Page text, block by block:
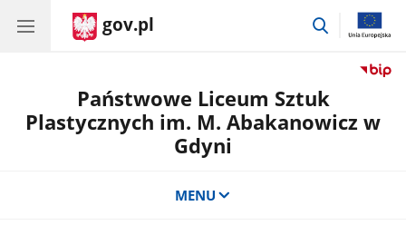
gov.pl
przejdź
Państwowe Liceum Sztuk
Plastycznych im. M. Abakanowicz w
Gdyni
MENU